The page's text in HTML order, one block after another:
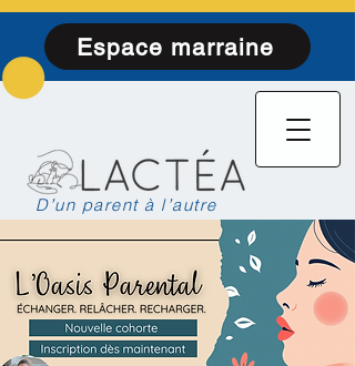
D’un parent à l’autre
Espace marraine